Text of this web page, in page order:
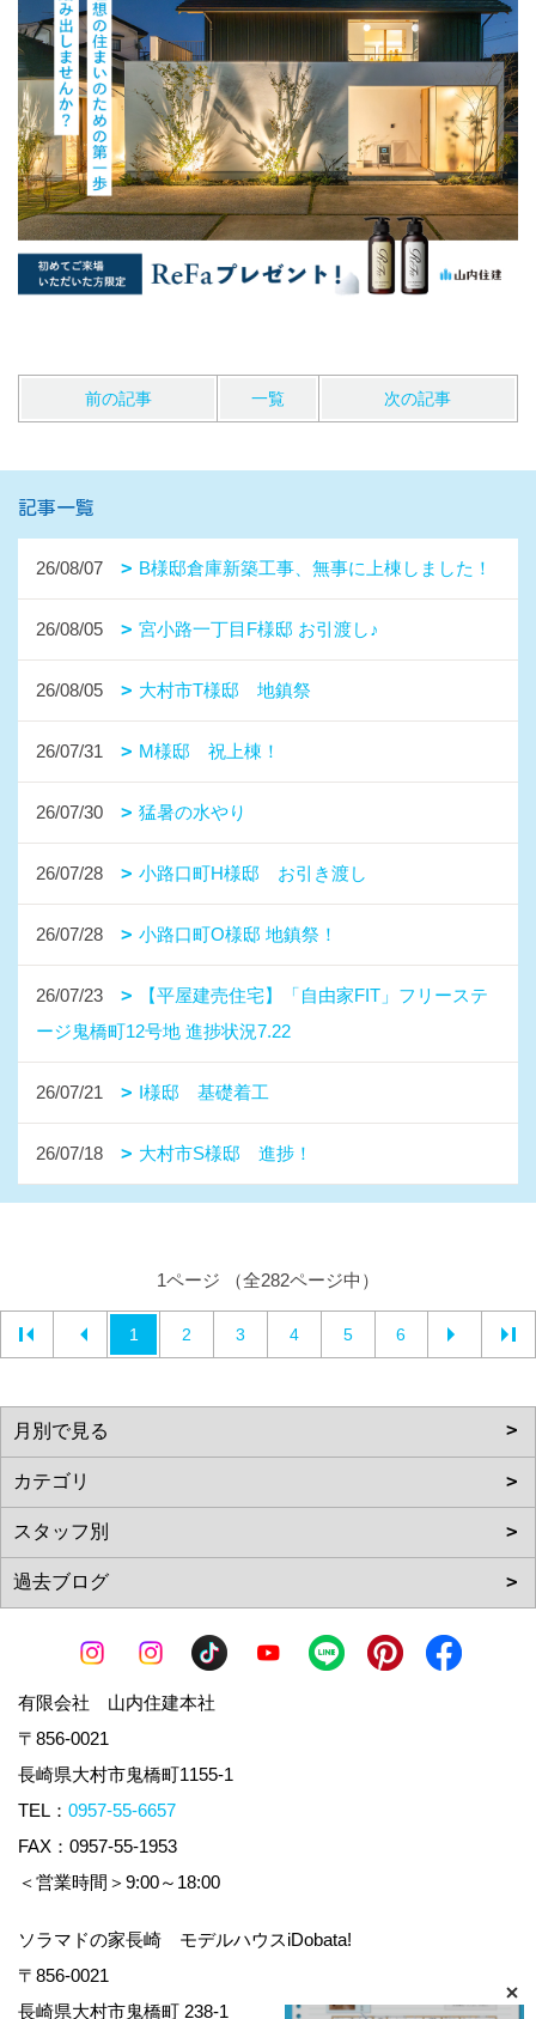
前の記事 一覧 次の記事
記事一覧
26/08/07 B様邸倉庫新築工事、無事に上棟しました！
26/08/05 宮小路一丁目F様邸 お引渡し♪
26/08/05 大村市T様邸 地鎮祭
26/07/31 M様邸 祝上棟！
26/07/30 猛暑の水やり
26/07/28 小路口町H様邸 お引き渡し
26/07/28 小路口町O様邸 地鎮祭！
26/07/23
【平屋建売住宅】「自由家FIT」フリーステ
ージ鬼橋町12号地 進捗状況7.22
26/07/21 I様邸 基礎着工
26/07/18 大村市S様邸 進捗！
1ページ （全282ページ中）
1 2 3 4 5 6
有限会社 山内住建本社
〒856-0021
長崎県大村市鬼橋町1155-1
TEL： 0957-55-6657
FAX：0957-55-1953
＜営業時間＞9:00～18:00
ソラマドの家長崎 モデルハウスiDobata!
〒856-0021
長崎県大村市鬼橋町 238-1